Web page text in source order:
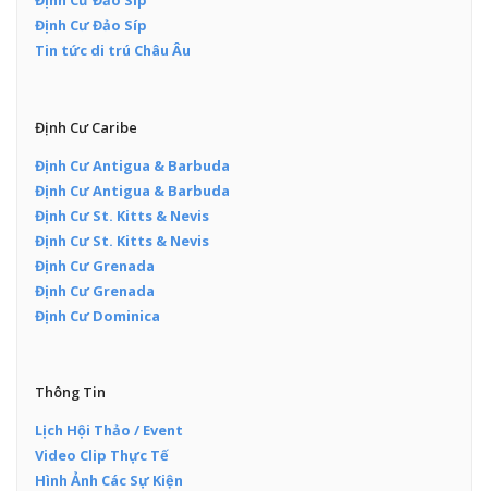
Định Cư Đảo Síp
Tin tức di trú Châu Âu
Định Cư Caribe
Định Cư Antigua & Barbuda
Định Cư Antigua & Barbuda
Định Cư St. Kitts & Nevis
Định Cư St. Kitts & Nevis
Định Cư Grenada
Định Cư Grenada
Định Cư Dominica
Thông Tin
Lịch Hội Thảo / Event
Video Clip Thực Tế
Hình Ảnh Các Sự Kiện